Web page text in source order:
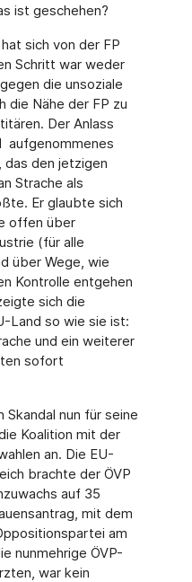
ist geschehen?
sich von der FP
Schritt war weder
die unsoziale
die Nähe der FP zu
Der Anlass
aufgenommenes
das den jetzigen
Strache als
Er glaubte sich
offen über
(für alle
über Wege, wie
Kontrolle entgehen
sich die
Land so wie sie ist:
und ein weiterer
sofort
Skandal nun für seine
Koalition mit der
an. Die EU-
brachte der ÖVP
auf 35
mit dem
am
nunmehrige ÖVP-
war kein